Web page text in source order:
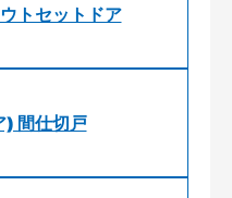
トセットドア
間仕切戸